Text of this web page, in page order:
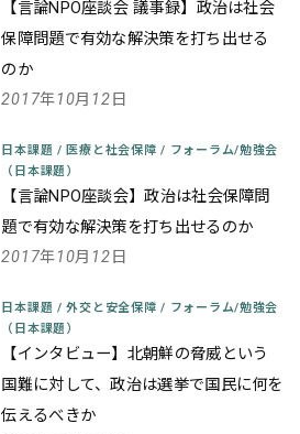
【言論NPO座談会 議事録】政治は社会
保障問題で有効な解決策を打ち出せる
のか
2017年10月12日
日本課題 / 医療と社会保障/ フォーラム/勉強会
（日本課題）
【言論NPO座談会】政治は社会保障問
題で有効な解決策を打ち出せるのか
2017年10月12日
日本課題 / 外交と安全保障/ フォーラム/勉強会
（日本課題）
【インタビュー】北朝鮮の脅威という
国難に対して、政治は選挙で国民に何を
伝えるべきか